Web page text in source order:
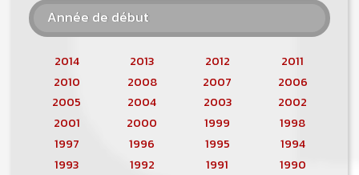
Année de début
2014 2013 2012
2011
2010
2008 2007
2006
2005
2004 2003
2002
2001
2000 1999
1998
1997
1996 1995
1994
1993
1992 1991
1990